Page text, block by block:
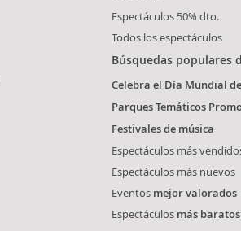
Espectáculos 50% dto.
Todos los espectáculos
Búsquedas populares
Celebra el Día Mundial
Parques Temáticos
Festivales de música
Espectáculos más
Espectáculos más nuevos
Eventos mejor valorados
Espectáculos más baratos